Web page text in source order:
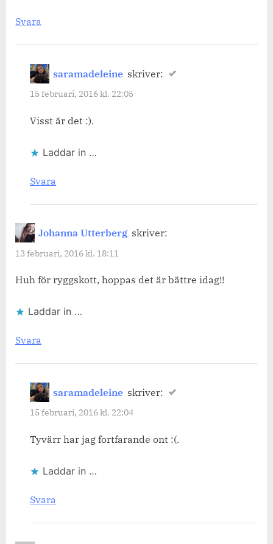
Svara
saramadeleine skriver:
15 februari, 2016 kl. 22:05
Visst är det :).
Laddar in …
Svara
Johanna Utterberg skriver:
13 februari, 2016 kl. 18:11
Huh för ryggskott, hoppas det är bättre idag!!
Laddar in …
Svara
saramadeleine skriver:
15 februari, 2016 kl. 22:04
Tyvärr har jag fortfarande ont :(.
Laddar in …
Svara